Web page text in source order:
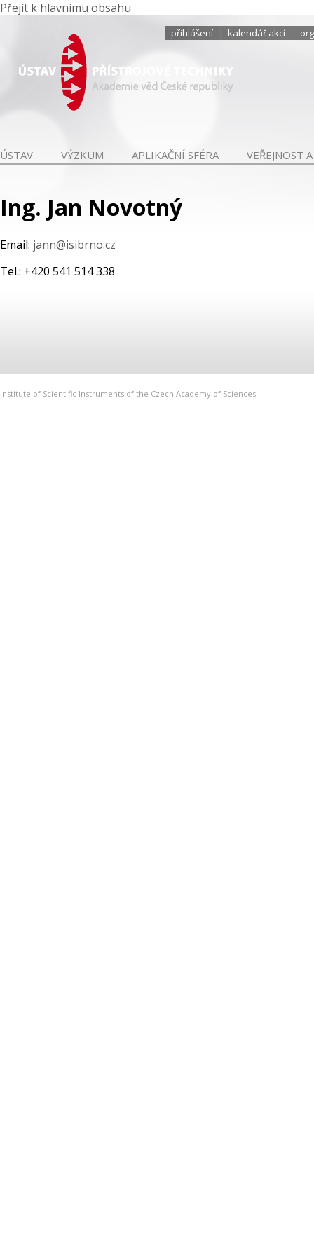
Přejít k hlavnímu obsahu
přihlášení kalendář akcí
ÚSTAV VÝZKUM APLIKAČNÍ SFÉRA VEŘEJNOST
Ing. Jan Novotný
Email: jann@isibrno.cz
Tel.: +420 541 514 338
Institute of Scientific Instruments of the Czech Academy of Sciences